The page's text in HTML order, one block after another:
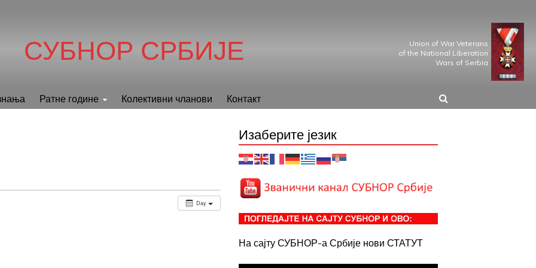
СУБНОР СРБИЈЕ
Union of War Veterans
of the National Liberation
Wars of Serbia
Ратне године Колективни чланови Контакт
Day
Изаберите језик
На сајту СУБНОР-а Србије нови СТАТУТ